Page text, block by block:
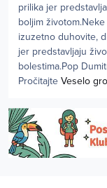
prilika jer
boljim
izuzetno duhovite,
jer predstavljaju
bolestima.Pop
Pročitajte Veselo